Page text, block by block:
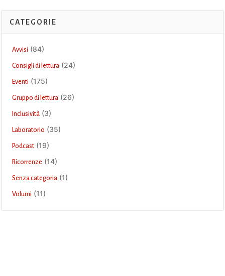
CATEGORIE
Avvisi (84)
Consigli di lettura (24)
Eventi (175)
Gruppo di lettura (26)
Inclusività (3)
Laboratorio (35)
Podcast (19)
Ricorrenze (14)
Senza categoria (1)
Volumi (11)